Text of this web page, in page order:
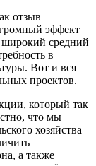
отзыв –
эффект
широкий средний
в
Вот и вся
проектов.
который так
что мы
хозяйства
а также